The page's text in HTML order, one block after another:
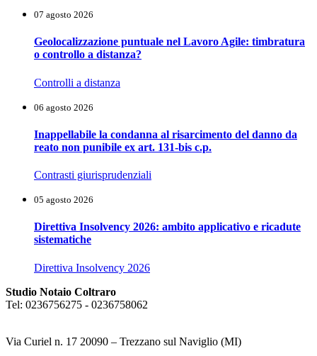
07 agosto 2026
Geolocalizzazione puntuale nel Lavoro Agile: timbratura
o controllo a distanza?
Controlli a distanza
06 agosto 2026
Inappellabile la condanna al risarcimento del danno da
reato non punibile ex art. 131-bis c.p.
Contrasti giurisprudenziali
05 agosto 2026
Direttiva Insolvency 2026: ambito applicativo e ricadute
sistematiche
Direttiva Insolvency 2026
Studio Notaio Coltraro
Tel: 0236756275 - 0236758062
Via Curiel n. 17 20090 – Trezzano sul Naviglio (MI)